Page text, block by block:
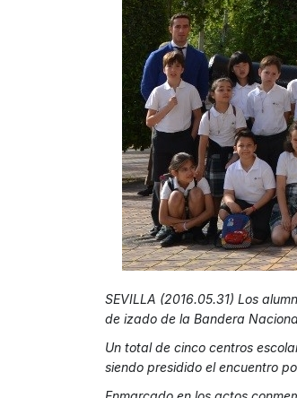
SEVILLA (2016.05.31) Los
de izado de la Bandera
Un total de cinco centros
siendo presidido el encuentro